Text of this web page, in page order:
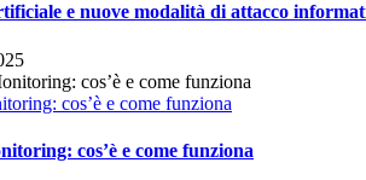
e nuove modalità di attacco
cos’è e come funziona
cos’è e come funziona